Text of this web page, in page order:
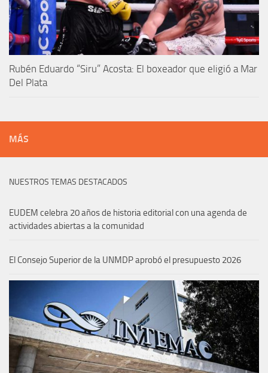
Rubén Eduardo “Siru” Acosta: El boxeador que eligió a Mar
Del Plata
MÁS
NUESTROS TEMAS DESTACADOS
EUDEM celebra 20 años de historia editorial con una agenda de
actividades abiertas a la comunidad
El Consejo Superior de la UNMDP aprobó el presupuesto 2026